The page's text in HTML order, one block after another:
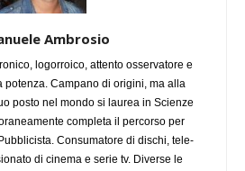
Ambrosio
logorroico, attento osservatore e
potenza. Campano di origini, ma alla
posto nel mondo si laurea in Scienze
completa il percorso per
Consumatore di dischi, tele-
di cinema e serie tv. Diverse le